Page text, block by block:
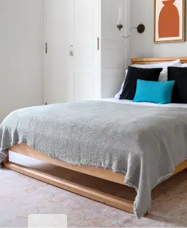
Erhöhen Sie Ihren
Geschäftsaufenthalt.